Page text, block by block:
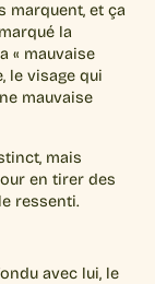
marquent, et ça
la
« mauvaise
le visage qui
mauvaise
mais
en tirer des
ressenti.
avec lui, le